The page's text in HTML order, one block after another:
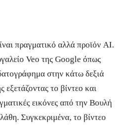
πραγματικό αλλά προϊόν AI.
Veo της Google όπως
στην κάτω δεξιά
εξετάζοντας το βίντεο και
εικόνες από την Βουλή
Συγκεκριμένα, το βίντεο